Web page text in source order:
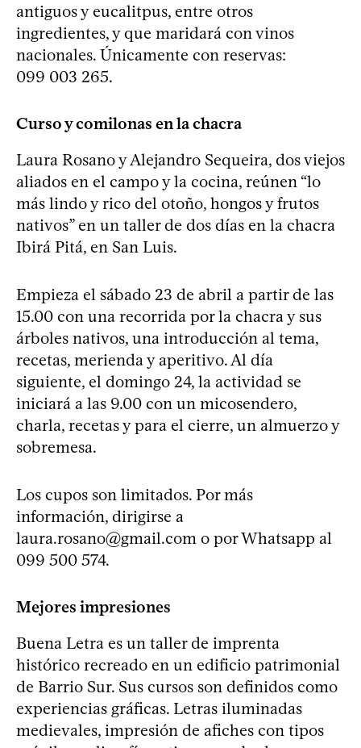
antiguos y eucalitpus, entre otros
ingredientes, y que maridará con vinos
nacionales. Únicamente con reservas:
099 003 265.
Curso y comilonas en la chacra
Laura Rosano y Alejandro Sequeira, dos viejos
aliados en el campo y la cocina, reúnen “lo
más lindo y rico del otoño, hongos y frutos
nativos” en un taller de dos días en la chacra
Ibirá Pitá, en San Luis.
Empieza el sábado 23 de abril a partir de las
15.00 con una recorrida por la chacra y sus
árboles nativos, una introducción al tema,
recetas, merienda y aperitivo. Al día
siguiente, el domingo 24, la actividad se
iniciará a las 9.00 con un micosendero,
charla, recetas y para el cierre, un almuerzo y
sobremesa.
Los cupos son limitados. Por más
información, dirigirse a
laura.rosano@gmail.com o por Whatsapp al
099 500 574.
Mejores impresiones
Buena Letra es un taller de imprenta
histórico recreado en un edificio patrimonial
de Barrio Sur. Sus cursos son definidos como
experiencias gráficas. Letras iluminadas
medievales, impresión de afiches con tipos